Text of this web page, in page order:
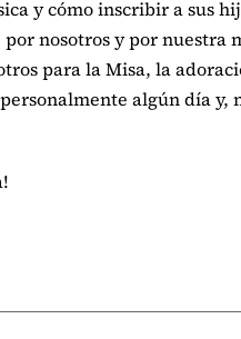
y cómo inscribir a sus
nosotros y por nuestra
para la Misa, la
algún día